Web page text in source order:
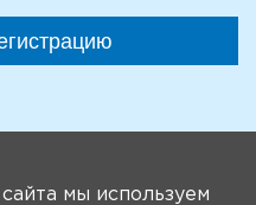
мы используем